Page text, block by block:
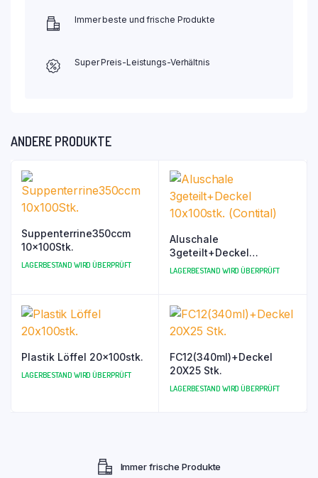
Immer beste und frische Produkte
Super Preis-Leistungs-Verhältnis
ANDERE PRODUKTE
Suppenterrine350ccm
10x100Stk.
LAGERBESTAND WIRD ÜBERPRÜFT
Aluschale
3geteilt+Deckel
10x100stk. (Contital)
LAGERBESTAND WIRD ÜBERPRÜFT
Plastik Löffel 20x100stk.
LAGERBESTAND WIRD ÜBERPRÜFT
FC12(340ml)+Deckel
20X25 Stk.
LAGERBESTAND WIRD ÜBERPRÜFT
Immer frische Produkte